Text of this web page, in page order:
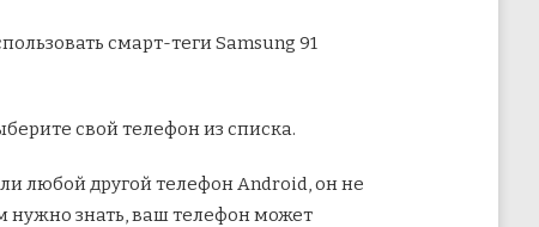
свой телефон из списка.
любой другой телефон Android, он не
нужно знать, ваш телефон может